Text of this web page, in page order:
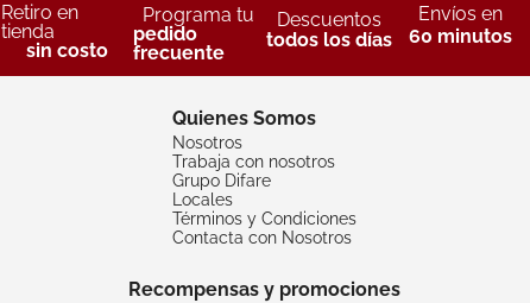
Retiro en
tienda
sin costo
Programa tu
pedido
frecuente
Descuentos
todos los días
Envíos en
60 minutos
Quienes Somos
Nosotros
Trabaja con nosotros
Grupo Difare
Locales
Términos y Condiciones
Contacta con Nosotros
Recompensas y promociones